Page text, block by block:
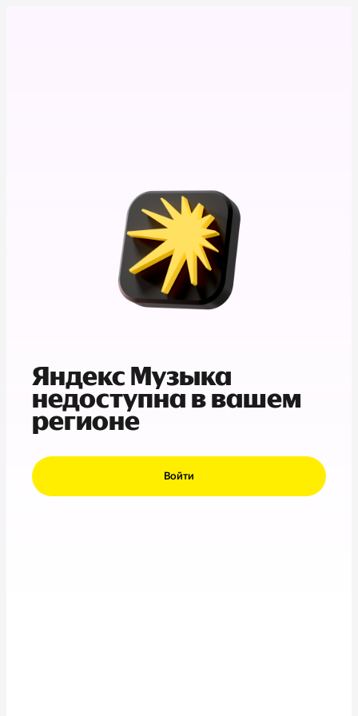
Яндекс Музыка
недоступна в вашем
регионе
Войти